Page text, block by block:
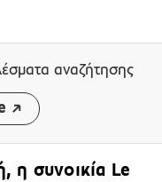
αναζήτησης
η συνοικία Le